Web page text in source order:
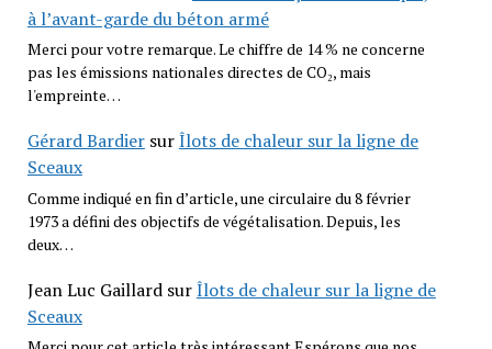
à l’avant-garde du béton armé
Merci pour votre remarque. Le chiffre de 14 % ne concerne
pas les émissions nationales directes de CO₂, mais
l'empreinte…
Gérard BardiersurÎlots de chaleur sur la ligne de
Sceaux
Comme indiqué en fin d’article, une circulaire du 8 février
1973 a défini des objectifs de végétalisation. Depuis, les
deux…
Jean Luc GaillardsurÎlots de chaleur sur la ligne de
Sceaux